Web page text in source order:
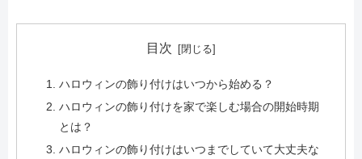
目次
ハロウィンの飾り付けはいつから始める？
ハロウィンの飾り付けを家で楽しむ場合の開始時期
とは？
ハロウィンの飾り付けはいつまでしていて大丈夫な